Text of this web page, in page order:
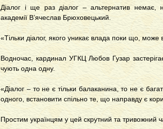
Діалог і ще раз діалог – альтернатив немає,
академії В’ячеслав Брюховецький.
«Тільки діалог, якого уникає влада поки що, може
Водночас, кардинал УГКЦ Любов Гузар
чують одна одну.
«Діалог – то не є тільки балаканина, то не є
одного, встановити спільно те, що направду є
Простим українцям у цей скрутний та тривожний